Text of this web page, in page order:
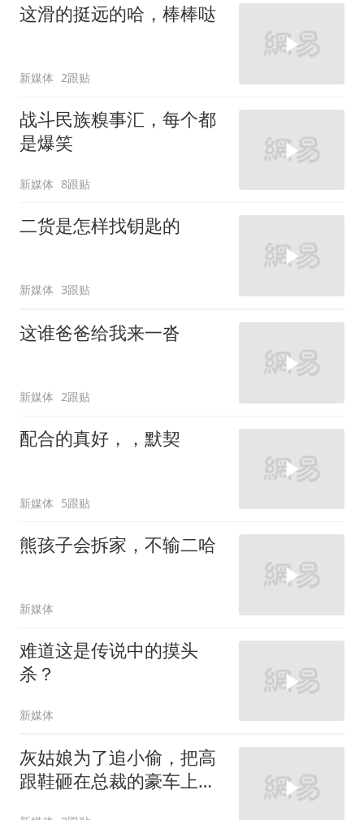
这滑的挺远的哈，棒棒哒
新媒体 2跟贴
战斗民族糗事汇，每个都
是爆笑
新媒体 8跟贴
二货是怎样找钥匙的
新媒体 3跟贴
这谁爸爸给我来一沓
新媒体 2跟贴
配合的真好，，默契
新媒体 5跟贴
熊孩子会拆家，不输二哈
新媒体
难道这是传说中的摸头
杀？
新媒体
灰姑娘为了追小偷，把高
跟鞋砸在总裁的豪车上，